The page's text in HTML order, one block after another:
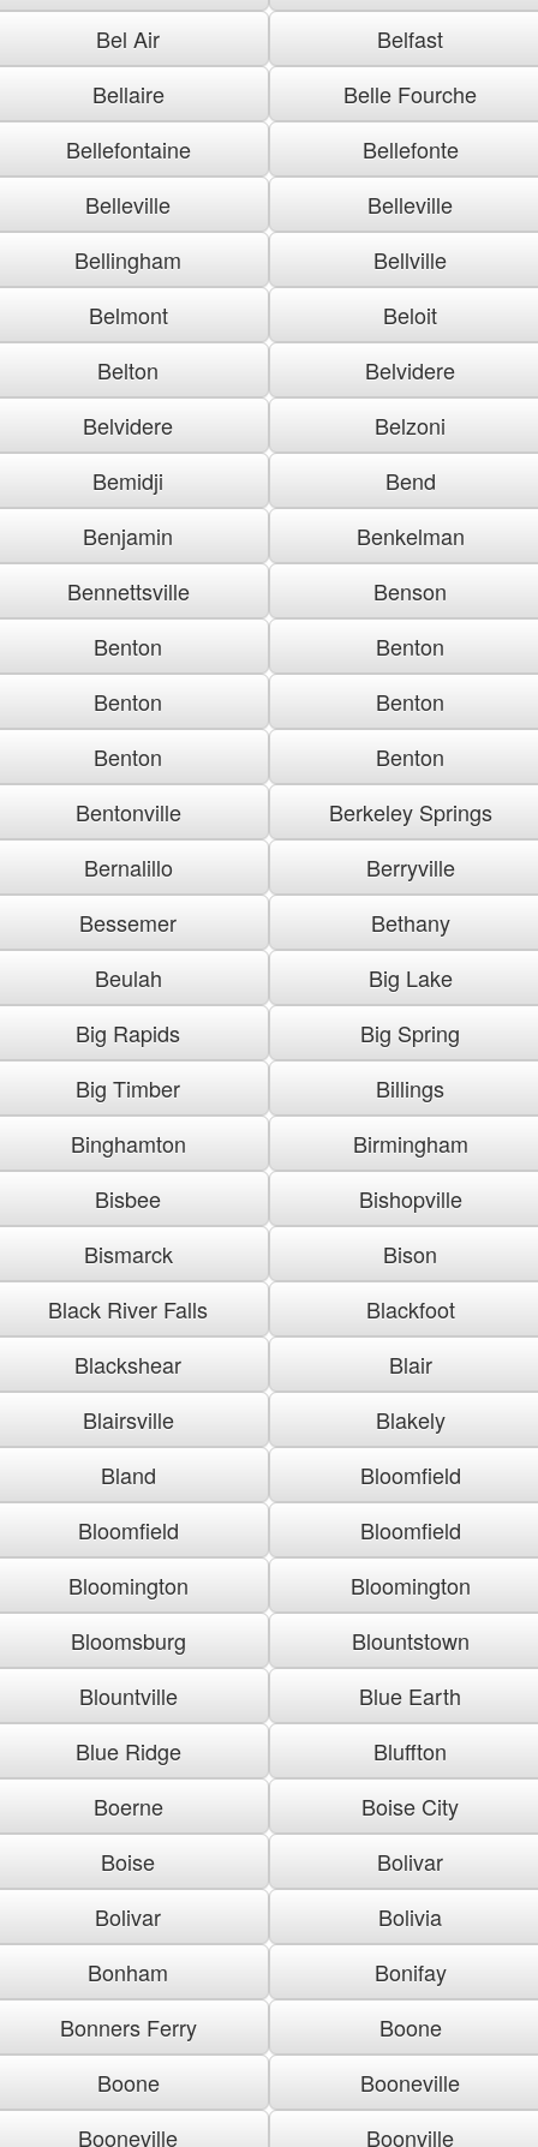
Bel Air
Belfast
Bellaire
Belle Fourche
Bellefontaine
Bellefonte
Belleville
Belleville
Bellingham
Bellville
Belmont
Beloit
Belton
Belvidere
Belvidere
Belzoni
Bemidji
Bend
Benjamin
Benkelman
Bennettsville
Benson
Benton
Benton
Benton
Benton
Benton
Benton
Bentonville
Berkeley Springs
Bernalillo
Berryville
Bessemer
Bethany
Beulah
Big Lake
Big Rapids
Big Spring
Big Timber
Billings
Binghamton
Birmingham
Bisbee
Bishopville
Bismarck
Bison
Black River Falls
Blackfoot
Blackshear
Blair
Blairsville
Blakely
Bland
Bloomfield
Bloomfield
Bloomfield
Bloomington
Bloomington
Bloomsburg
Blountstown
Blountville
Blue Earth
Blue Ridge
Bluffton
Boerne
Boise City
Boise
Bolivar
Bolivar
Bolivia
Bonham
Bonifay
Bonners Ferry
Boone
Boone
Booneville
Booneville
Boonville